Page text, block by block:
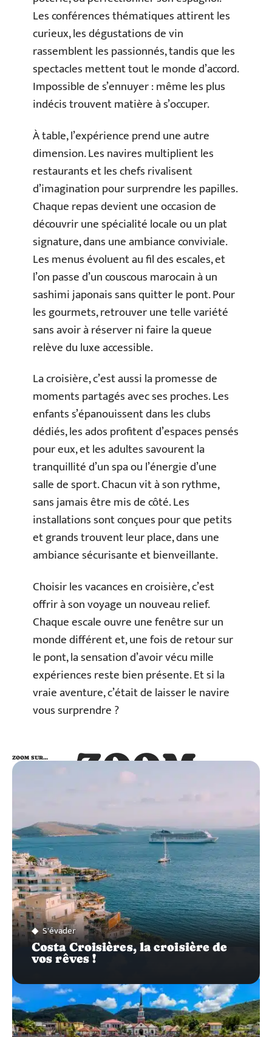
Les conférences thématiques attirent les
curieux, les dégustations de vin
rassemblent les passionnés, tandis que les
spectacles mettent tout le monde d’accord.
Impossible de s’ennuyer : même les plus
indécis trouvent matière à s’occuper.
À table, l’expérience prend une autre
dimension. Les navires multiplient les
restaurants et les chefs rivalisent
d’imagination pour surprendre les papilles.
Chaque repas devient une occasion de
découvrir une spécialité locale ou un plat
signature, dans une ambiance conviviale.
Les menus évoluent au fil des escales, et
l’on passe d’un couscous marocain à un
sashimi japonais sans quitter le pont. Pour
les gourmets, retrouver une telle variété
sans avoir à réserver ni faire la queue
relève du luxe accessible.
La croisière, c’est aussi la promesse de
moments partagés avec ses proches. Les
enfants s’épanouissent dans les clubs
dédiés, les ados profitent d’espaces pensés
pour eux, et les adultes savourent la
tranquillité d’un spa ou l’énergie d’une
salle de sport. Chacun vit à son rythme,
sans jamais être mis de côté. Les
installations sont conçues pour que petits
et grands trouvent leur place, dans une
ambiance sécurisante et bienveillante.
Choisir les vacances en croisière, c’est
offrir à son voyage un nouveau relief.
Chaque escale ouvre une fenêtre sur un
monde différent et, une fois de retour sur
le pont, la sensation d’avoir vécu mille
expériences reste bien présente. Et si la
vraie aventure, c’était de laisser le navire
vous surprendre ?
ZOOM
SUR…
ZOOM SUR…
S'évader
Costa Croisières, la croisière de
vos rêves !